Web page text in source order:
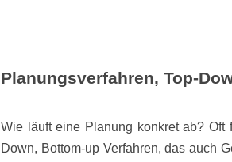
Planungsverfahren, Top-
Wie läuft eine Planung konkret ab?
Down, Bottom-up Verfahren, das auch